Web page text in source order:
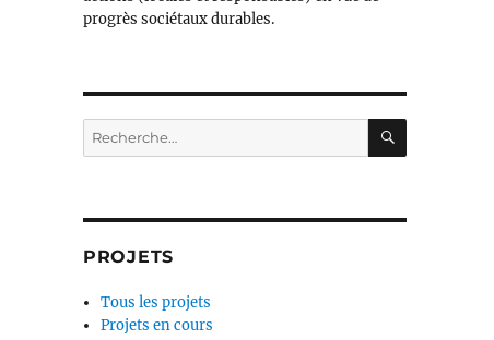
progrès sociétaux durables.
Recherche
pour :
PROJETS
Tous les projets
Projets en cours